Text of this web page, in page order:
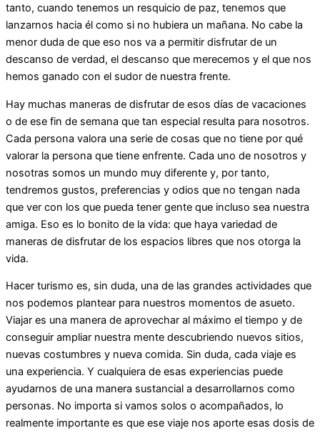
tanto, cuando tenemos un resquicio de paz, tenemos que
lanzarnos hacia él como si no hubiera un mañana. No cabe la
menor duda de que eso nos va a permitir disfrutar de un
descanso de verdad, el descanso que merecemos y el que nos
hemos ganado con el sudor de nuestra frente.
Hay muchas maneras de disfrutar de esos días de vacaciones
o de ese fin de semana que tan especial resulta para nosotros.
Cada persona valora una serie de cosas que no tiene por qué
valorar la persona que tiene enfrente. Cada uno de nosotros y
nosotras somos un mundo muy diferente y, por tanto,
tendremos gustos, preferencias y odios que no tengan nada
que ver con los que pueda tener gente que incluso sea nuestra
amiga. Eso es lo bonito de la vida: que haya variedad de
maneras de disfrutar de los espacios libres que nos otorga la
vida.
Hacer turismo es, sin duda, una de las grandes actividades que
nos podemos plantear para nuestros momentos de asueto.
Viajar es una manera de aprovechar al máximo el tiempo y de
conseguir ampliar nuestra mente descubriendo nuevos sitios,
nuevas costumbres y nueva comida. Sin duda, cada viaje es
una experiencia. Y cualquiera de esas experiencias puede
ayudarnos de una manera sustancial a desarrollarnos como
personas. No importa si vamos solos o acompañados, lo
realmente importante es que ese viaje nos aporte esas dosis de